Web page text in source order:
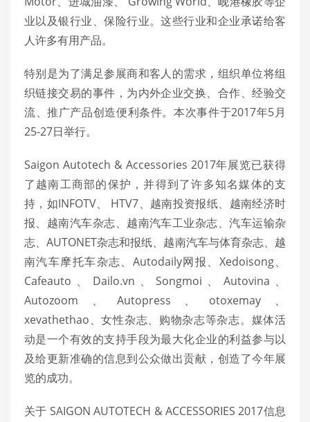
业以及银行业、保险行业。这些行业和企业承诺给客
人许多有用产品。
特别是为了满足参展商和客人的需求，组织单位将组
织链接交易的事件，为内外企业交换、合作、经验交
流、推广产品创造便利条件。本次事件于2017年5月
25-27日举行。
Saigon Autotech & Accessories 2017年展览已获得
了越南工商部的保护，并得到了许多知名媒体的支
持，如INFOTV、 HTV7、越南投资报纸、越南经济时
报、越南汽车杂志、越南汽车工业杂志、汽车运输杂
志、AUTONET杂志和报纸、越南汽车与体育杂志、越
南汽车摩托车杂志、Autodaily网报、Xedoisong、
Cafeauto、Dailo.vn、Songmoi、Autovina、
Autozoom、Autopress、otoxemay、
xevathethao、女性杂志、购物杂志等杂志。媒体活
动是一个有效的支持手段为最大化企业的利益参与以
及给更新准确的信息到公众做出贡献，创造了今年展
览的成功。
关于 SAIGON AUTOTECH & ACCESSORIES 2017信息